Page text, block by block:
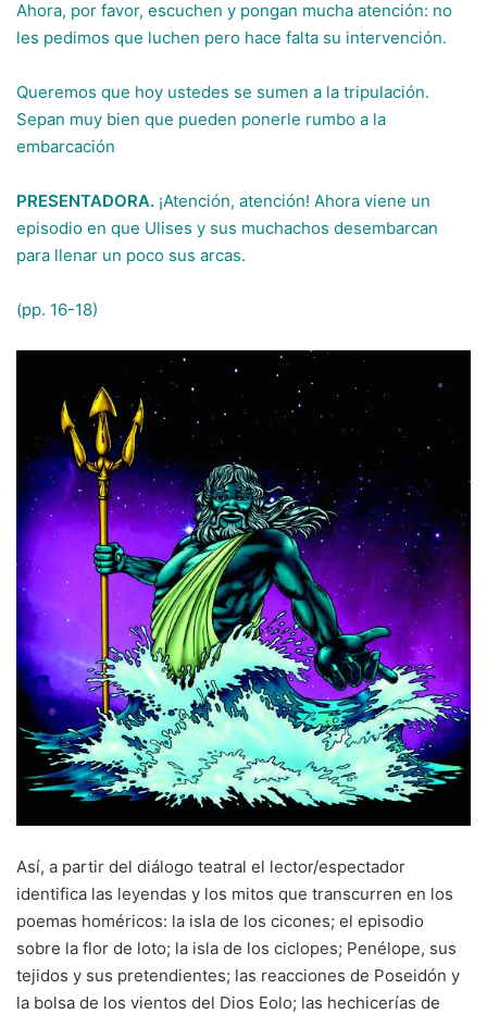
Ahora, por favor, escuchen y pongan mucha atención: no
les pedimos que luchen pero hace falta su intervención.
Queremos que hoy ustedes se sumen a la tripulación.
Sepan muy bien que pueden ponerle rumbo a la
embarcación
PRESENTADORA. ¡Atención, atención! Ahora viene un
episodio en que Ulises y sus muchachos desembarcan
para llenar un poco sus arcas.
(pp. 16-18)
Así, a partir del diálogo teatral el lector/espectador
identifica las leyendas y los mitos que transcurren en los
poemas homéricos: la isla de los cicones; el episodio
sobre la flor de loto; la isla de los ciclopes; Penélope, sus
tejidos y sus pretendientes; las reacciones de Poseidón y
la bolsa de los vientos del Dios Eolo; las hechicerías de